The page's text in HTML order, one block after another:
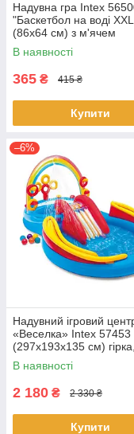
Надувна гра Intex
"Баскетбол на воді
(86х64 см) з м'ячем
В наявності
365 ₴ 415 ₴
Купити
–6%
Надувний ігровий
«Веселка» Intex 57453
(297х193х135 см)
В наявності
2 180 ₴ 2 330 ₴
Купити